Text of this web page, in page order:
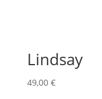
Lindsay
49,00 €